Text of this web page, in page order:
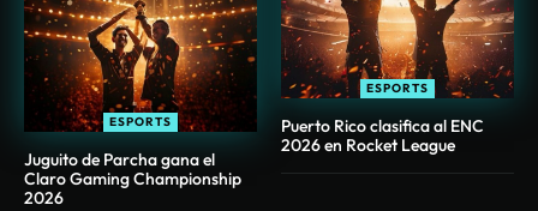
ESPORTS
Juguito de Parcha gana el
Claro Gaming Championship
2026
ESPORTS
Puerto Rico clasifica al ENC
2026 en Rocket League